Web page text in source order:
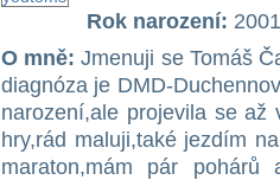
Rok narození: 2001
O mně: Jmenuji se Tomáš
diagnóza je DMD-
narození,ale projevila se
hry,rád maluji,také jezdím
maraton,mám pár pohárů